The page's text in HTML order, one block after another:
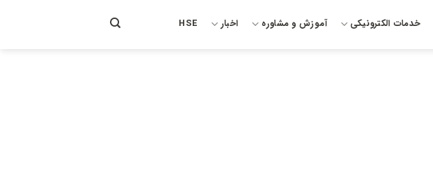
خدمات الکترونیکی آموزش و مشاوره اخبار HSE